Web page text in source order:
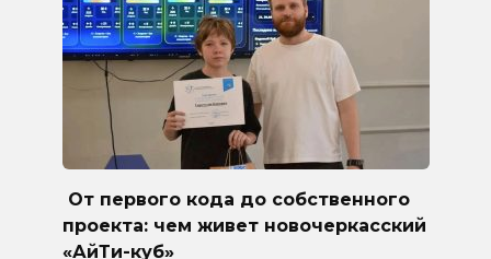
От первого кода до собственного
проекта: чем живет новочеркасский
«АйТи-куб»